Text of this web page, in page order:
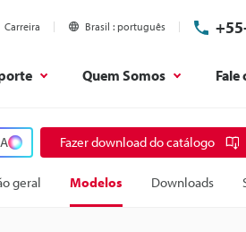
Carreira Brasil português
Quem Somos Fale
Fazer download do catálogo
geral Modelos Downloads